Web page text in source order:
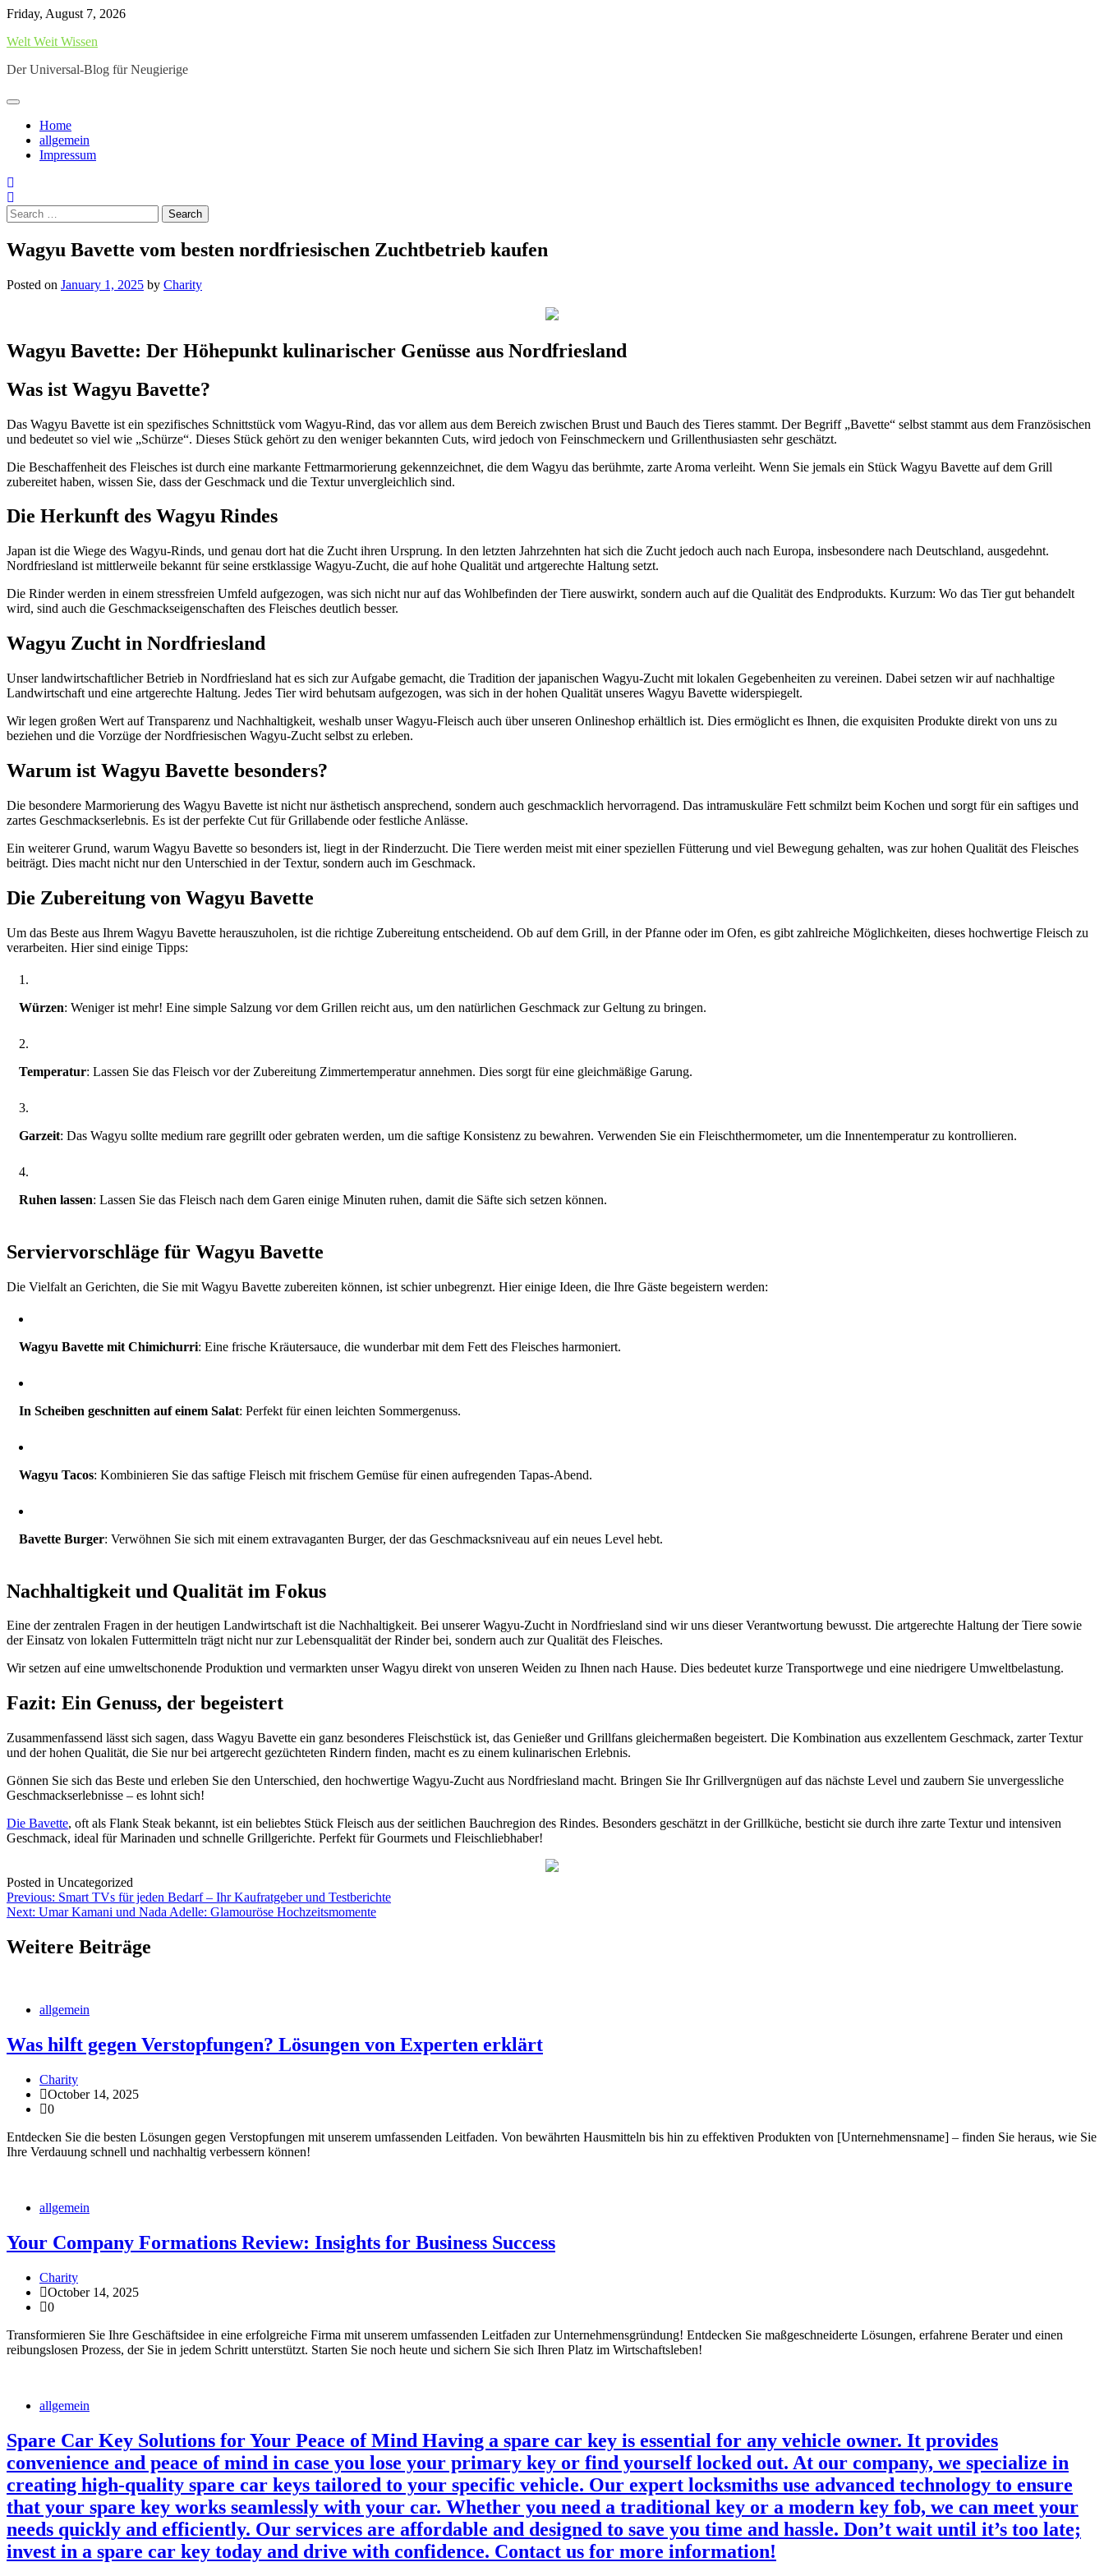
Skip
content
Friday, August 7, 2026
Welt Weit Wissen
Der Universal-Blog für Neugierige
Home
allgemein
Impressum
Search
for:
Wagyu Bavette vom besten nordfriesischen Zuchtbetrieb kaufen
Posted on January 1, 2025 by Charity
Wagyu Bavette: Der Höhepunkt kulinarischer Genüsse aus Nordfriesland
Was ist Wagyu Bavette?
Das Wagyu Bavette ist ein spezifisches Schnittstück vom Wagyu-Rind, das vor allem aus dem Bereich zwischen Brust und Bauch des Tieres stammt. Der Begriff „Bavette“ selbst stammt aus dem Französischen
und bedeutet so viel wie „Schürze“. Dieses Stück gehört zu den weniger bekannten Cuts, wird jedoch von Feinschmeckern und Grillenthusiasten sehr geschätzt.
Die Beschaffenheit des Fleisches ist durch eine markante Fettmarmorierung gekennzeichnet, die dem Wagyu das berühmte, zarte Aroma verleiht. Wenn Sie jemals ein Stück Wagyu Bavette auf dem Grill
zubereitet haben, wissen Sie, dass der Geschmack und die Textur unvergleichlich sind.
Die Herkunft des Wagyu Rindes
Japan ist die Wiege des Wagyu-Rinds, und genau dort hat die Zucht ihren Ursprung. In den letzten Jahrzehnten hat sich die Zucht jedoch auch nach Europa, insbesondere nach Deutschland, ausgedehnt.
Nordfriesland ist mittlerweile bekannt für seine erstklassige Wagyu-Zucht, die auf hohe Qualität und artgerechte Haltung setzt.
Die Rinder werden in einem stressfreien Umfeld aufgezogen, was sich nicht nur auf das Wohlbefinden der Tiere auswirkt, sondern auch auf die Qualität des Endprodukts. Kurzum: Wo das Tier gut behandelt
wird, sind auch die Geschmackseigenschaften des Fleisches deutlich besser.
Wagyu Zucht in Nordfriesland
Unser landwirtschaftlicher Betrieb in Nordfriesland hat es sich zur Aufgabe gemacht, die Tradition der japanischen Wagyu-Zucht mit lokalen Gegebenheiten zu vereinen. Dabei setzen wir auf nachhaltige
Landwirtschaft und eine artgerechte Haltung. Jedes Tier wird behutsam aufgezogen, was sich in der hohen Qualität unseres Wagyu Bavette widerspiegelt.
Wir legen großen Wert auf Transparenz und Nachhaltigkeit, weshalb unser Wagyu-Fleisch auch über unseren Onlineshop erhältlich ist. Dies ermöglicht es Ihnen, die exquisiten Produkte direkt von uns zu
beziehen und die Vorzüge der Nordfriesischen Wagyu-Zucht selbst zu erleben.
Warum ist Wagyu Bavette besonders?
Die besondere Marmorierung des Wagyu Bavette ist nicht nur ästhetisch ansprechend, sondern auch geschmacklich hervorragend. Das intramuskuläre Fett schmilzt beim Kochen und sorgt für ein saftiges und
zartes Geschmackserlebnis. Es ist der perfekte Cut für Grillabende oder festliche Anlässe.
Ein weiterer Grund, warum Wagyu Bavette so besonders ist, liegt in der Rinderzucht. Die Tiere werden meist mit einer speziellen Fütterung und viel Bewegung gehalten, was zur hohen Qualität des Fleisches
beiträgt. Dies macht nicht nur den Unterschied in der Textur, sondern auch im Geschmack.
Die Zubereitung von Wagyu Bavette
Um das Beste aus Ihrem Wagyu Bavette herauszuholen, ist die richtige Zubereitung entscheidend. Ob auf dem Grill, in der Pfanne oder im Ofen, es gibt zahlreiche Möglichkeiten, dieses hochwertige Fleisch zu
verarbeiten. Hier sind einige Tipps:
Würzen: Weniger ist mehr! Eine simple Salzung vor dem Grillen reicht aus, um den natürlichen Geschmack zur Geltung zu bringen.
Temperatur: Lassen Sie das Fleisch vor der Zubereitung Zimmertemperatur annehmen. Dies sorgt für eine gleichmäßige Garung.
Garzeit: Das Wagyu sollte medium rare gegrillt oder gebraten werden, um die saftige Konsistenz zu bewahren. Verwenden Sie ein Fleischthermometer, um die Innentemperatur zu kontrollieren.
Ruhen lassen: Lassen Sie das Fleisch nach dem Garen einige Minuten ruhen, damit die Säfte sich setzen können.
Serviervorschläge für Wagyu Bavette
Die Vielfalt an Gerichten, die Sie mit Wagyu Bavette zubereiten können, ist schier unbegrenzt. Hier einige Ideen, die Ihre Gäste begeistern werden:
Wagyu Bavette mit Chimichurri: Eine frische Kräutersauce, die wunderbar mit dem Fett des Fleisches harmoniert.
In Scheiben geschnitten auf einem Salat: Perfekt für einen leichten Sommergenuss.
Wagyu Tacos: Kombinieren Sie das saftige Fleisch mit frischem Gemüse für einen aufregenden Tapas-Abend.
Bavette Burger: Verwöhnen Sie sich mit einem extravaganten Burger, der das Geschmacksniveau auf ein neues Level hebt.
Nachhaltigkeit und Qualität im Fokus
Eine der zentralen Fragen in der heutigen Landwirtschaft ist die Nachhaltigkeit. Bei unserer Wagyu-Zucht in Nordfriesland sind wir uns dieser Verantwortung bewusst. Die artgerechte Haltung der Tiere sowie
der Einsatz von lokalen Futtermitteln trägt nicht nur zur Lebensqualität der Rinder bei, sondern auch zur Qualität des Fleisches.
Wir setzen auf eine umweltschonende Produktion und vermarkten unser Wagyu direkt von unseren Weiden zu Ihnen nach Hause. Dies bedeutet kurze Transportwege und eine niedrigere Umweltbelastung.
Fazit: Ein Genuss, der begeistert
Zusammenfassend lässt sich sagen, dass Wagyu Bavette ein ganz besonderes Fleischstück ist, das Genießer und Grillfans gleichermaßen begeistert. Die Kombination aus exzellentem Geschmack, zarter Textur
und der hohen Qualität, die Sie nur bei artgerecht gezüchteten Rindern finden, macht es zu einem kulinarischen Erlebnis.
Gönnen Sie sich das Beste und erleben Sie den Unterschied, den hochwertige Wagyu-Zucht aus Nordfriesland macht. Bringen Sie Ihr Grillvergnügen auf das nächste Level und zaubern Sie unvergessliche
Geschmackserlebnisse – es lohnt sich!
Die Bavette, oft als Flank Steak bekannt, ist ein beliebtes Stück Fleisch aus der seitlichen Bauchregion des Rindes. Besonders geschätzt in der Grillküche, besticht sie durch ihre zarte Textur und intensiven
Geschmack, ideal für Marinaden und schnelle Grillgerichte. Perfekt für Gourmets und Fleischliebhaber!
Posted in Uncategorized
Post
navigation
Previous: Smart TVs für jeden Bedarf – Ihr Kaufratgeber und Testberichte
Next: Umar Kamani und Nada Adelle: Glamouröse Hochzeitsmomente
Weitere Beiträge
allgemein
Was hilft gegen Verstopfungen? Lösungen von Experten erklärt
Charity
October 14, 2025
0
Entdecken Sie die besten Lösungen gegen Verstopfungen mit unserem umfassenden Leitfaden. Von bewährten Hausmitteln bis hin zu effektiven Produkten von [Unternehmensname] – finden Sie heraus, wie Sie
Ihre Verdauung schnell und nachhaltig verbessern können!
allgemein
Your Company Formations Review: Insights for Business Success
Charity
October 14, 2025
0
Transformieren Sie Ihre Geschäftsidee in eine erfolgreiche Firma mit unserem umfassenden Leitfaden zur Unternehmensgründung! Entdecken Sie maßgeschneiderte Lösungen, erfahrene Berater und einen
reibungslosen Prozess, der Sie in jedem Schritt unterstützt. Starten Sie noch heute und sichern Sie sich Ihren Platz im Wirtschaftsleben!
allgemein
Spare Car Key Solutions for Your Peace of Mind Having a spare car key is essential for any vehicle owner. It provides
convenience and peace of mind in case you lose your primary key or find yourself locked out. At our company, we specialize in
creating high-quality spare car keys tailored to your specific vehicle. Our expert locksmiths use advanced technology to ensure
that your spare key works seamlessly with your car. Whether you need a traditional key or a modern key fob, we can meet your
needs quickly and efficiently. Our services are affordable and designed to save you time and hassle. Don’t wait until it’s too late;
invest in a spare car key today and drive with confidence. Contact us for more information!